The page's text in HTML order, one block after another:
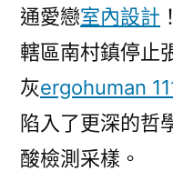
通愛戀室內設計
轄區南村鎮停止
灰ergohuman
陷入了更深的哲
酸檢測采樣。